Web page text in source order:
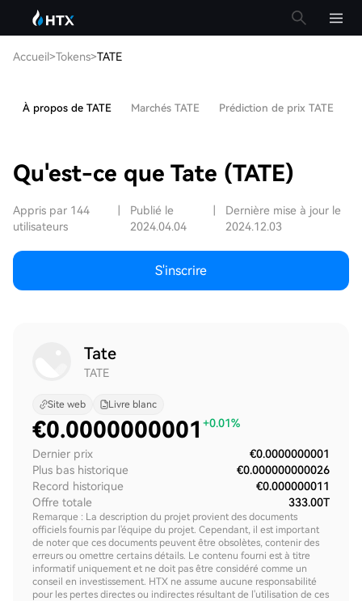
Accueil>Tokens>TATE
À propos de TATE Marchés TATE Prédiction de prix TATE
Qu'est-ce que Tate (TATE)
Appris par 144
utilisateurs
Publié le
2024.04.04
Dernière mise à jour le
2024.12.03
S'inscrire
Tate
TATE
Site web Livre blanc
€0.0000000001 +0.01%
Dernier prix
€0.0000000001
Plus bas historique
€0.000000000026
Record historique
€0.000000011
Offre totale
333.00T
Remarque : La description du projet provient des documents
officiels fournis par l'équipe du projet. Cependant, il est important
de noter que ces documents peuvent être obsolètes, contenir des
erreurs ou omettre certains détails. Le contenu fourni est à titre
informatif uniquement et ne doit pas être considéré comme un
conseil en investissement. HTX ne assume aucune responsabilité
pour les pertes directes ou indirectes résultant de l'utilisation de ces